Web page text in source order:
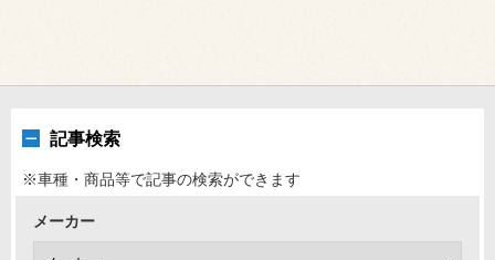
記事検索
※車種・商品等で記事の検索ができます
メーカー